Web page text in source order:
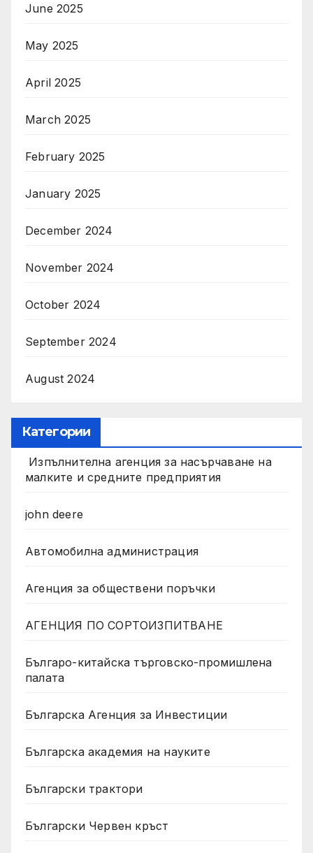
June 2025
May 2025
April 2025
March 2025
February 2025
January 2025
December 2024
November 2024
October 2024
September 2024
August 2024
Категории
Изпълнителна агенция за насърчаване на
малките и средните предприятия
john deere
Автомобилна администрация
Агенция за обществени поръчки
АГЕНЦИЯ ПО СОРТОИЗПИТВАНЕ
Българо-китайска търговско-промишлена
палата
Българска Агенция за Инвестиции
Българска академия на науките
Български трактори
Български Червен кръст